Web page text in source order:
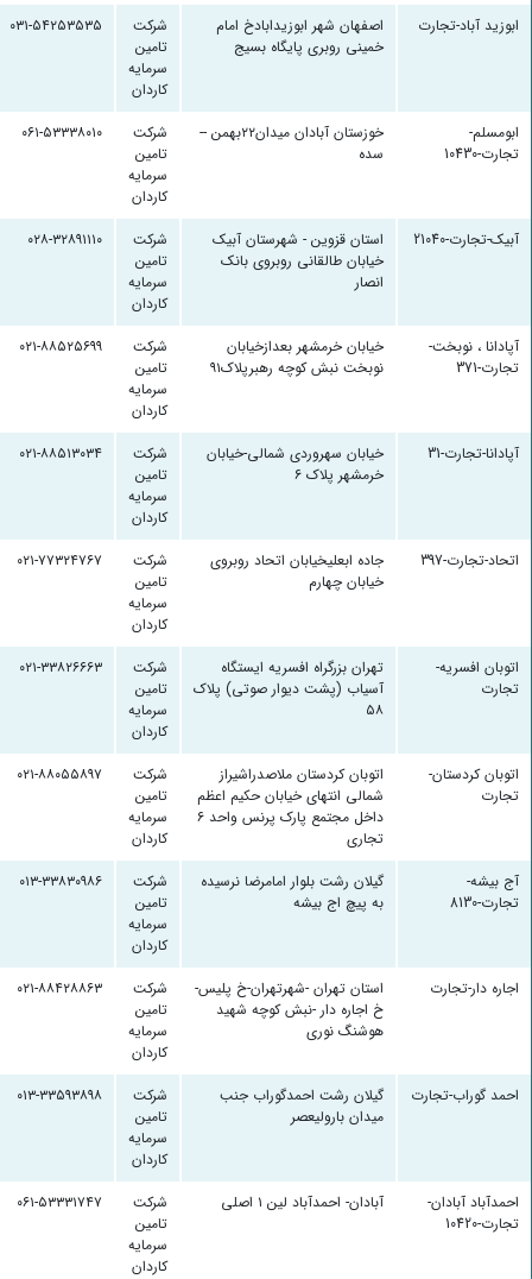
ابوزید آباد-تجارت
اصفهان شهر ابوزیدابادخ امام
خمینی روبری پایگاه بسیج
شرکت
تامین
سرمایه
کاردان
۰۳۱-۵۴۲۵۳۵۳۵
ابومسلم-
تجارت-10430
خوزستان آبادان میدان۲۲بهمن --
سده
شرکت
تامین
سرمایه
کاردان
۰۶۱-۵۳۳۳۸۰۱۰
آبیک-تجارت-21040
استان قزوین - شهرستان آبیک
خیابان طالقانی روبروی بانک
انصار
شرکت
تامین
سرمایه
کاردان
۰۲۸-۳۲۸۹۱۱۱۰
آپادانا ، نوبخت-
تجارت-371
خیابان خرمشهر بعدازخیابان
نوبخت نبش کوچه رهبرپلاک۹۱
شرکت
تامین
سرمایه
کاردان
۰۲۱-۸۸۵۲۵۶۹۹
آپادانا-تجارت-31
خیابان سهروردی شمالی-خیابان
خرمشهر پلاک ۶
شرکت
تامین
سرمایه
کاردان
۰۲۱-۸۸۵۱۳۰۳۴
اتحاد-تجارت-397
جاده ابعلیخیابان اتحاد روبروی
خیابان چهارم
شرکت
تامین
سرمایه
کاردان
۰۲۱-۷۷۳۲۴۷۶۷
اتوبان افسریه-
تجارت
تهران بزرگراه افسریه ایستگاه
آسیاب (پشت دیوار صوتی) پلاک
۵۸
شرکت
تامین
سرمایه
کاردان
۰۲۱-۳۳۸۲۶۶۶۳
اتوبان کردستان-
تجارت
اتوبان کردستان ملاصدراشیراز
شمالی انتهای خیابان حکیم اعظم
داخل مجتمع پارک پرنس واحد ۶
تجاری
شرکت
تامین
سرمایه
کاردان
۰۲۱-۸۸۰۵۵۸۹۷
آج بیشه-
تجارت-8130
گیلان رشت بلوار امامرضا نرسیده
به پیچ اج بیشه
شرکت
تامین
سرمایه
کاردان
۰۱۳-۳۳۸۳۰۹۸۶
اجاره دار-تجارت
استان تهران -شهرتهران-خ پلیس-
خ اجاره دار -نبش کوچه شهید
هوشنگ نوری
شرکت
تامین
سرمایه
کاردان
۰۲۱-۸۸۴۲۸۸۶۳
احمد گوراب-تجارت
گیلان رشت احمدگوراب جنب
میدان بارولیعصر
شرکت
تامین
سرمایه
کاردان
۰۱۳-۳۳۵۹۳۸۹۸
احمدآباد آبادان-
تجارت-10420
آبادان- احمدآباد لین ۱ اصلی
شرکت
تامین
سرمایه
کاردان
۰۶۱-۵۳۳۳۱۷۴۷